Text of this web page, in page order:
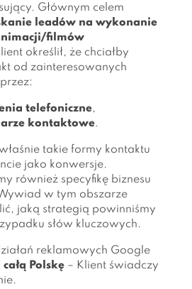
Głównym celem
leadów na wykonanie
filmów
określił, że chciałby
od zainteresowanych
telefoniczne,
kontaktowe.
takie formy kontaktu
jako konwersje.
również specyfikę biznesu
w tym obszarze
jaką strategią powinniśmy
słów kluczowych.
reklamowych Google
całą Polskę – Klient świadczy